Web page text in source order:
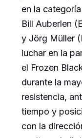
en la
Bill Auberlen
y Jörg Müller
luchar en la
el Frozen
durante la
resistencia,
tiempo y
con la